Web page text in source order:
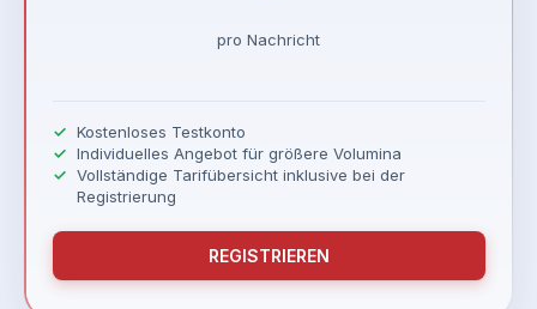
pro Nachricht
Kostenloses Testkonto
Individuelles Angebot für größere Volumina
Vollständige Tarifübersicht inklusive bei der
Registrierung
REGISTRIEREN